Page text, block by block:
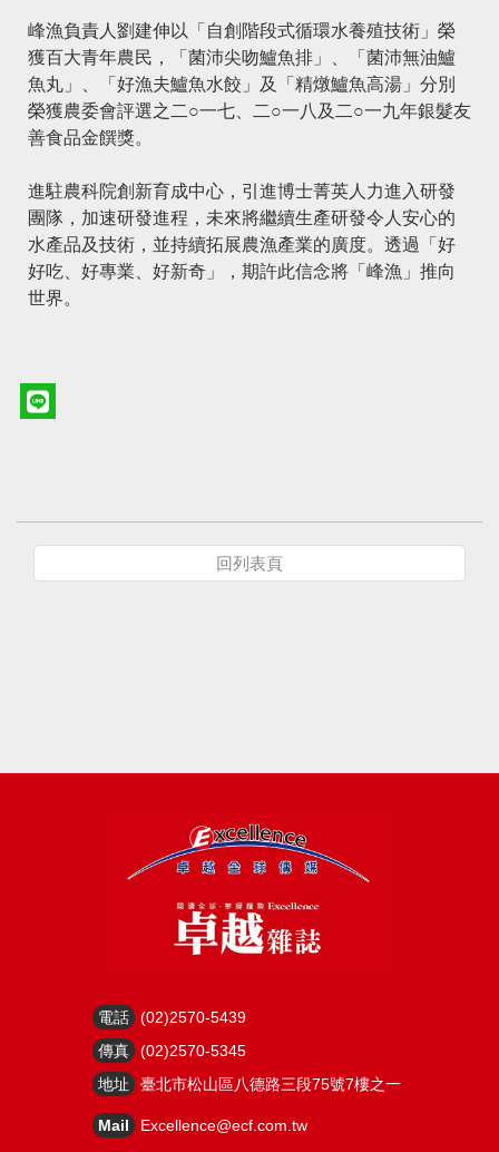
峰漁負責人劉建伸以「自創階段式循環水養殖技術」榮
獲百大青年農民，「菌沛尖吻鱸魚排」、「菌沛無油鱸
魚丸」、「好漁夫鱸魚水餃」及「精燉鱸魚高湯」分別
榮獲農委會評選之二○一七、二○一八及二○一九年銀髮友
善食品金饌獎。
進駐農科院創新育成中心，引進博士菁英人力進入研發
團隊，加速研發進程，未來將繼續生產研發令人安心的
水產品及技術，並持續拓展農漁產業的廣度。透過「好
好吃、好專業、好新奇」，期許此信念將「峰漁」推向
世界。
回列表頁
電話
(02)2570-5439
傳真
(02)2570-5345
地址
臺北市松山區八德路三段75號7樓之一
Mail Excellence@ecf.com.tw